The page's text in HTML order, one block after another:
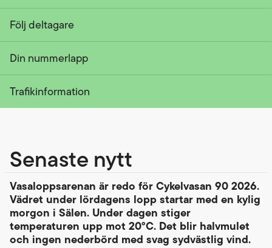
Följ deltagare
Din nummerlapp
Trafikinformation
Senaste nytt
Vasaloppsarenan är redo för Cykelvasan 90 2026.
Vädret under lördagens lopp startar med en kylig
morgon i Sälen. Under dagen stiger
temperaturen upp mot 20°C. Det blir halvmulet
och ingen nederbörd med svag sydvästlig vind.